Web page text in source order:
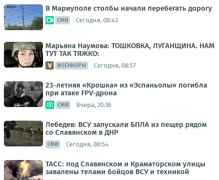
В Мариуполе столбы начали перебегать дорогу
СМИ Сегодня, 08:43
Марьяна Наумова: ТОШКОВКА, ЛУГАНЩИНА. НАМ
ТУТ ТАК ТЯЖКО:
ВОЕНКОРЫ Сегодня, 08:57
23-летняя «Крошка» из «Эспаньолы» погибла
при атаке FPV-дрона
СМИ Вчера, 20:36
Лебедев: ВСУ запускали БПЛА из пещер рядом
со Славянском в ДНР
СМИ Сегодня, 08:54
ТАСС: под Славянском и Краматорском улицы
завалены телами бойцов ВСУ и техникой